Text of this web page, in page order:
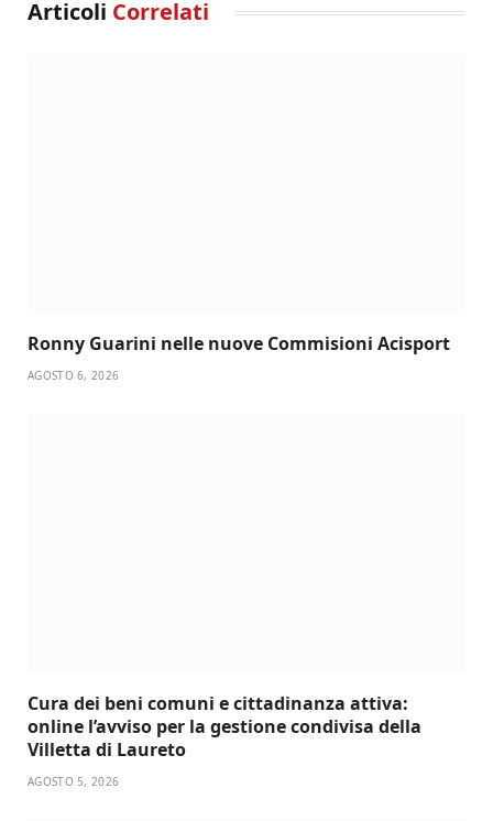
Articoli Correlati
Ronny Guarini nelle nuove Commisioni Acisport
AGOSTO 6, 2026
Cura dei beni comuni e cittadinanza attiva:
online l’avviso per la gestione condivisa della
Villetta di Laureto
AGOSTO 5, 2026